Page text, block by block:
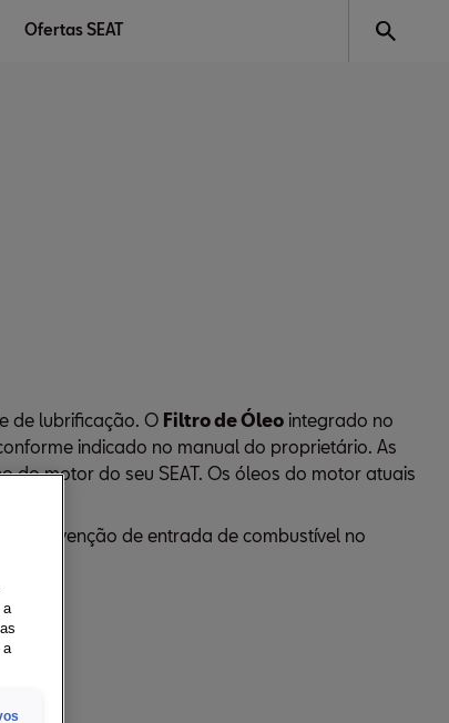
Ofertas SEAT
de lubrificação. O Filtro de Óleo integrado no
indicado no manual do proprietário. As
motor do seu SEAT. Os óleos do motor atuais
e prevenção de entrada de combustível no
a
a